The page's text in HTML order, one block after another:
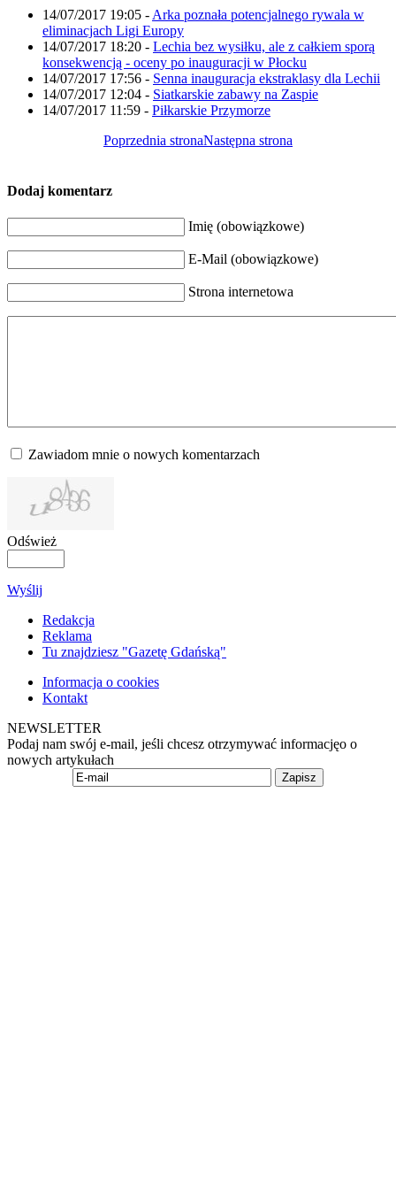
14/07/2017 19:05 - Arka poznała potencjalnego rywala w
eliminacjach Ligi Europy
14/07/2017 18:20 - Lechia bez wysiłku, ale z całkiem sporą
konsekwencją - oceny po inauguracji w Płocku
14/07/2017 17:56 - Senna inauguracja ekstraklasy dla Lechii
14/07/2017 12:04 - Siatkarskie zabawy na Zaspie
14/07/2017 11:59 - Piłkarskie Przymorze
Poprzednia stronaNastępna strona
Dodaj komentarz
Imię (obowiązkowe)
E-Mail (obowiązkowe)
Strona internetowa
Zawiadom mnie o nowych komentarzach
Odśwież
Wyślij
Redakcja
Reklama
Tu znajdziesz "Gazetę Gdańską"
Informacja o cookies
Kontakt
NEWSLETTER
Podaj nam swój e-mail, jeśli chcesz otrzymywać informacjęo o
nowych artykułach
Zapisz